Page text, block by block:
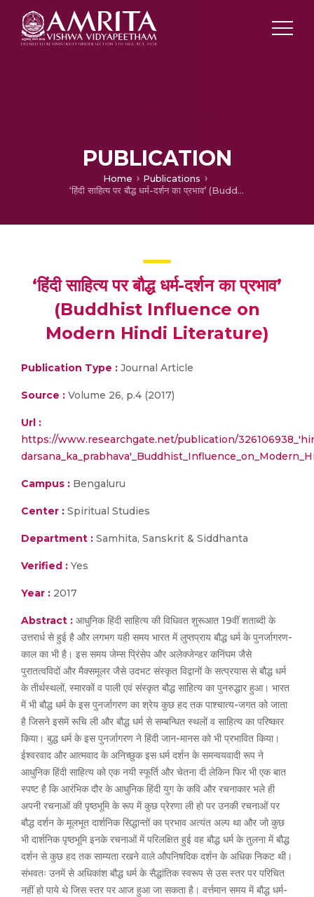
PUBLICATION
Home
Publications
‘हिंदी साहित्य पर बौद्ध धर्म-दर्शन का प्रभाव’ (Buddhist Influence on Modern Hindi Literature)
‘हिंदी साहित्य पर बौद्ध धर्म-दर्शन का प्रभाव’
(Buddhist Influence on
Modern Hindi Literature)
Publication Type : Journal Article
Source : Volume 26, p.4 (2017)
Url :
https://www.researchgate.net/publication/
Campus : Bengaluru
Center : Spiritual Studies
Department : Samhita, Sanskrit & Siddhanta
Verified : Yes
Year : 2017
Abstract : आधुनिक हिंदी साहित्य की विधिवत शुरूआत 19वीं शताब्दी के
उत्तरार्ध से हुई है और लगभग यही समय भारत में लुप्तप्राय बौद्ध धर्म के पुनर्जागरण-
काल का भी है। इस समय जेम्स प्रिंसेप और अलेक्जेन्डर कनिंघम जैसे
पुरातत्वविदों और मैक्समूलर जैसे उदभट संस्कृत विद्वानों के सत्प्रयास से बौद्ध धर्म
के तीर्थस्थलों, स्मारकों व पाली एवं संस्कृत बौद्ध साहित्य का पुनरुद्धार हुआ। भारत
में भी बौद्ध धर्म के इस पुनर्जागरण का श्रेय कुछ हद तक पाश्चात्य-जगत को जाता
है जिसने इसमें रूचि ली और बौद्ध धर्म से सम्बन्धित स्थलों व साहित्य का परिष्कार
किया। बुद्ध धर्म के इस पुनर्जागरण ने हिंदी जान-मानस को भी प्रभावित किया।
ईश्वरवाद और आत्मवाद के अनिच्छुक इस धर्म दर्शन के समन्वयवादी रूप ने
आधुनिक हिंदी साहित्य को एक नयी स्फूर्ति और चेतना दी लेकिन फिर भी एक बात
स्पष्ट है कि आरंभिक दौर के आधुनिक हिंदी युग के कवि और रचनाकार भले ही
अपनी रचनाओं की पृष्ठभूमि के रूप में कुछ प्रेरणा ली हो पर उनकी रचनाओं पर
बौद्ध दर्शन के मूलभूत दार्शनिक सिद्धान्तों का प्रभाव अत्यंत अल्प था और जो कुछ
भी दार्शनिक पृष्ठभूमि इनके रचनाओं में परिलक्षित हुई वह बौद्ध धर्म के तुलना में बौद्ध
दर्शन से कुछ हद तक साम्यता रखने वाले औपनिषदिक दर्शन के अधिक निकट थी।
संभवतः उनमें से अधिकांश बौद्ध धर्म के सैद्धांतिक स्वरूप से उस स्तर पर परिचित
नहीं हो पाये थे जिस स्तर पर आज हुआ जा सकता है। वर्त्तमान समय में बौद्ध धर्म-